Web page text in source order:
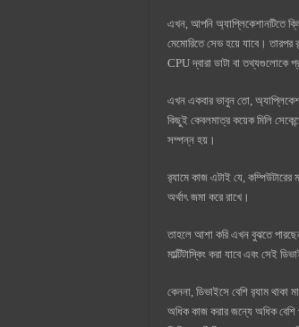
এখন, আপনি অ্যাপ্লিকেশানটিতে
মেমোরিতে সেভ হয়ে যাবে।
CPU দ্বারা ডাটা বা তথ্যগুলোকে
এখন একবার ভাবুন তো,
কিছুই কেবলমাত্র কয়েক মিলি
সম্পন্ন হয়।
র‍্যামে কাজ এটাই যে,
অর্থাৎ জমা করে রাখে।
তাহলে আশা করি এখন বুঝতে
মাল্টিটাস্কিং করা যাবে এবং সেই
কেননা, ডিভাইসে বেশি র‍্যাম থাকা
অধিক কাজ করার জন্যে অধিক বেশি